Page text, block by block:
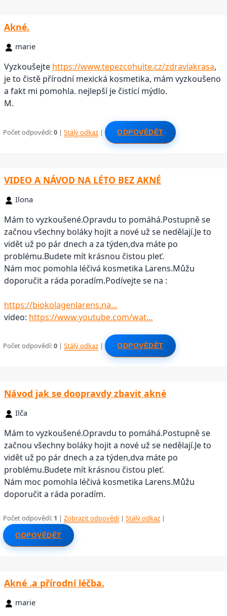
Akné.
marie
Vyzkoušejte https://www.tepezcohuite.cz/zdraviakrasa,
je to čistě přírodní mexická kosmetika, mám vyzkoušeno
a fakt mi pomohla. nejlepší je čistící mýdlo.
M.
Počet odpovědí:0 |Stálý odkaz | ODPOVĚDĚT
VIDEO A NÁVOD NA LÉTO BEZ AKNÉ
Ilona
Mám to vyzkoušené.Opravdu to pomáhá.Postupně se
začnou všechny boláky hojit a nové už se nedělají.Je to
vidět už po pár dnech a za týden,dva máte po
problému.Budete mít krásnou čistou pleť.
Nám moc pomohla léčivá kosmetika Larens.Můžu
doporučit a ráda poradím.Podívejte se na :
https://biokolagenlarens.na…
video: https://www.youtube.com/wat…
Počet odpovědí:0 |Stálý odkaz | ODPOVĚDĚT
Návod jak se doopravdy zbavit akné
Ilča
Mám to vyzkoušené.Opravdu to pomáhá.Postupně se
začnou všechny boláky hojit a nové už se nedělají.Je to
vidět už po pár dnech a za týden,dva máte po
problému.Budete mít krásnou čistou pleť.
Nám moc pomohla léčivá kosmetika Larens.Můžu
doporučit a ráda poradím.
Počet odpovědí: 1 |Zobrazit odpovědi |Stálý odkaz |
ODPOVĚDĚT
Akné .a přírodní léčba.
marie